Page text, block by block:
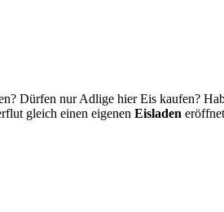
Dürfen nur Adlige hier Eis kaufen?
gleich einen eigenen Eisladen